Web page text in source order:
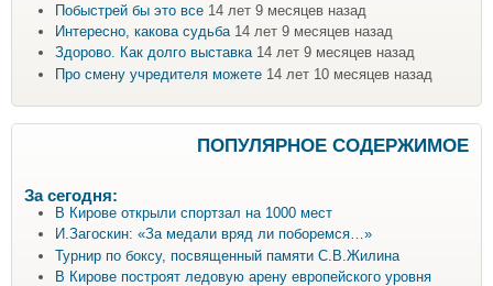
Побыстрей бы это все 14 лет 9 месяцев назад
Интересно, какова судьба 14 лет 9 месяцев назад
Здорово. Как долго выставка 14 лет 9 месяцев назад
Про смену учредителя можете 14 лет 10 месяцев назад
ПОПУЛЯРНОЕ СОДЕРЖИМОЕ
За сегодня:
В Кирове открыли спортзал на 1000 мест
И.Загоскин: «За медали вряд ли поборемся…»
Турнир по боксу, посвященный памяти С.В.Жилина
В Кирове построят ледовую арену европейского уровня